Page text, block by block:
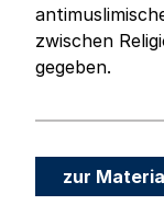
zwischen
gegeben.
zur